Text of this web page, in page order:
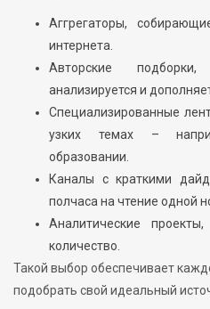
Аггрегаторы,
интернета.
Авторские
анализируется и
Специализированные
узких темах –
образовании.
Каналы с краткими
полчаса на чтение одной
Аналитические
количество.
Такой выбор обеспечивает
подобрать свой идеальный